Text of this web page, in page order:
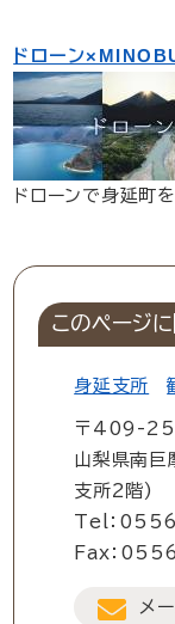
ドローン
ドローンで身延町
このページ
身延支所
〒409-
山梨県南
支所2階)
Tel：
Fax：
メ